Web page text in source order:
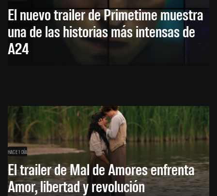
El nuevo trailer de Primetime muestra
una de las historias más intensas de
A24
HACE 1 DÍA
El trailer de Mal de Amores enfrenta
Amor, libertad y revolución